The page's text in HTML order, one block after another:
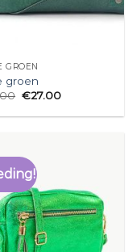
GROEN
groen
€27.00